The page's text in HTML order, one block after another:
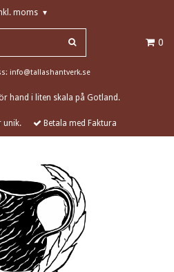
moms ▾
0
info@tallashantverk.se
hand i liten skala på Gotland.
unik. Betala med Faktura